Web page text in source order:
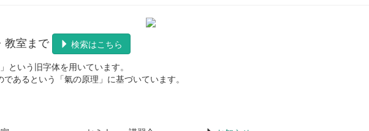
教室まで
検索はこちら
いう旧字体を用いています。
あるという「氣の原理」に基づいています。